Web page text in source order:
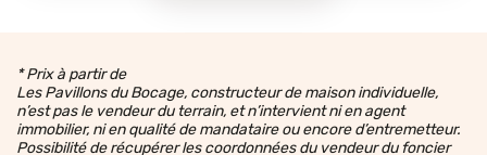
* Prix à partir de
Les Pavillons du Bocage, constructeur de maison individuelle,
n’est pas le vendeur du terrain, et n’intervient ni en agent
immobilier, ni en qualité de mandataire ou encore d’entremetteur.
Possibilité de récupérer les coordonnées du vendeur du foncier